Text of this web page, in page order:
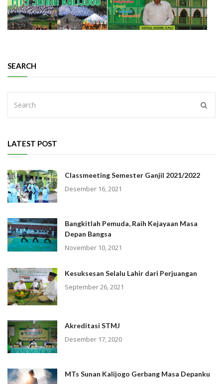
SEARCH
LATEST POST
Classmeeting Semester Ganjil 2021/2022
Desember 16, 2021
Bangkitlah Pemuda, Raih Kejayaan Masa
Depan Bangsa
November 10, 2021
Kesuksesan Selalu Lahir dari Perjuangan
September 26, 2021
Akreditasi STMJ
Desember 17, 2020
MTs Sunan Kalijogo Gerbang Masa Depanku